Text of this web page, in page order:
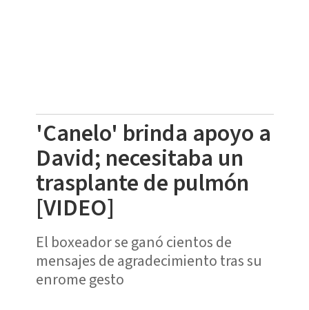
'Canelo' brinda apoyo a
David; necesitaba un
trasplante de pulmón
[VIDEO]
El boxeador se ganó cientos de
mensajes de agradecimiento tras su
enrome gesto